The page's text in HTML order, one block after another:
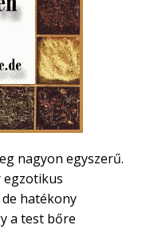
nagyon egyszerű.
egzotikus
hatékony
a test bőre